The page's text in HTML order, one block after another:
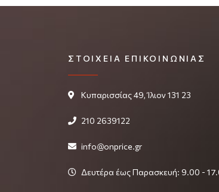
ΣΤΟΙΧΕΊΑ ΕΠΙΚΟΙΝΩΝΊΑΣ
Κυπαρισσίας 49, Ίλιον 131 23
210 2639122
info@onprice.gr
Δευτέρα έως Παρασκευή: 9.00 -